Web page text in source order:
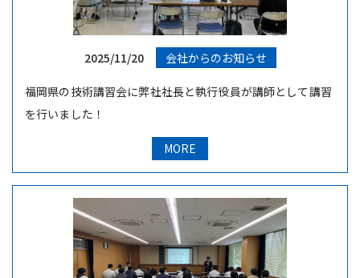
2025/11/20 会社からのお知らせ
福岡県の技術講習会に弊社社長と執行役員が講師として講習
を行いました！
MORE